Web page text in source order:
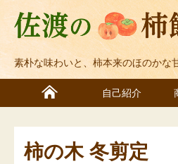
素朴な味わいと、柿本来のほのかな
自己紹介
柿の木 冬剪定